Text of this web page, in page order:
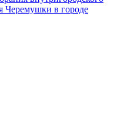
Черемушки в городе